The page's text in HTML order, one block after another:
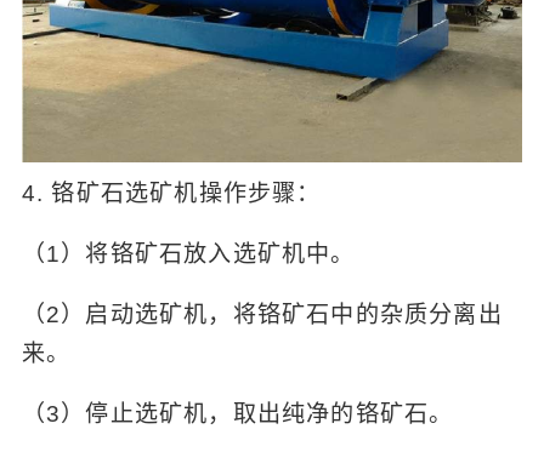
4. 铬矿石选矿机操作步骤：
（1）将铬矿石放入选矿机中。
（2）启动选矿机，将铬矿石中的杂质分离出
来。
（3）停止选矿机，取出纯净的铬矿石。